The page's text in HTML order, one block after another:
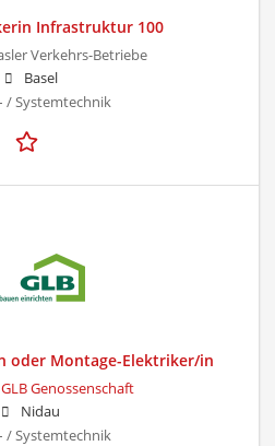
Infrastruktur 100
Verkehrs-Betriebe
Basel
/ Systemtechnik
oder Montage-Elektriker/in
GLB Genossenschaft
Nidau
/ Systemtechnik